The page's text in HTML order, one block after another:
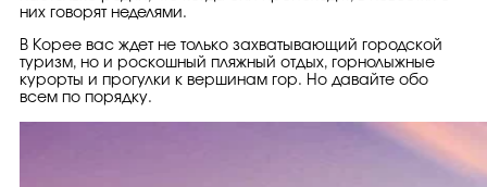
них говорят неделями.
В Корее вас ждет не только захватывающий городской
туризм, но и роскошный пляжный отдых, горнолыжные
курорты и прогулки к вершинам гор. Но давайте обо
всем по порядку.